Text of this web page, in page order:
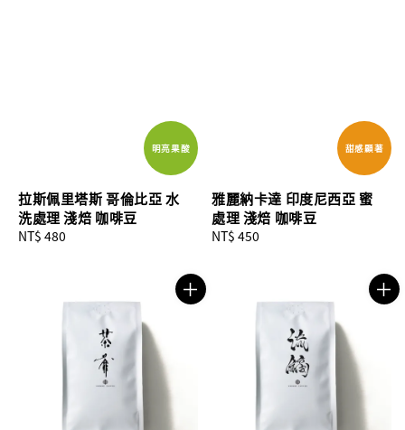
明亮果酸
拉斯佩里塔斯 哥倫比亞 水
洗處理 淺焙 咖啡豆
Regular
NT$ 480
甜感顯著
雅麗納卡達 印度尼西亞 蜜
處理 淺焙 咖啡豆
Regular
NT$ 450